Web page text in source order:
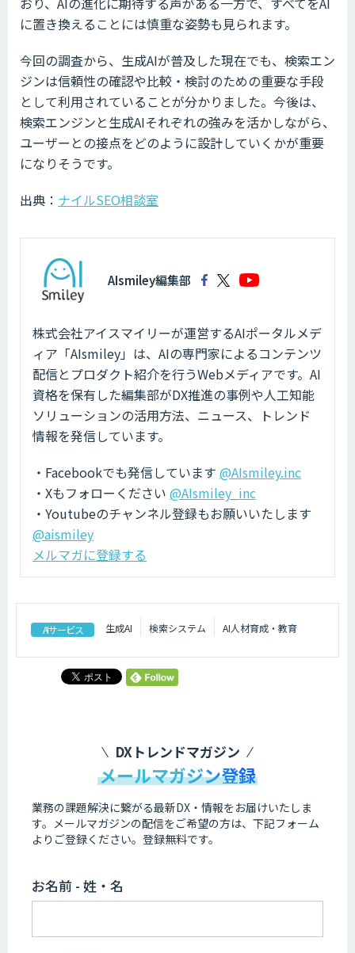
に置き換えることには慎重な姿勢も見られます。
今回の調査から、生成AIが普及した現在でも、検索エン
ジンは信頼性の確認や比較・検討のための重要な手段
として利用されていることが分かりました。今後は、
検索エンジンと生成AIそれぞれの強みを活かしながら、
ユーザーとの接点をどのように設計していくかが重要
になりそうです。
出典： ナイルSEO相談室
AIsmiley編集部
株式会社アイスマイリーが運営するAIポータルメデ
ィア「AIsmiley」は、AIの専門家によるコンテンツ
配信とプロダクト紹介を行うWebメディアです。AI
資格を保有した編集部がDX推進の事例や人工知能
ソリューションの活用方法、ニュース、トレンド
情報を発信しています。
・Facebookでも発信しています @AIsmiley.inc
・Xもフォローください @AIsmiley_inc
・Youtubeのチャンネル登録もお願いいたします
@aismiley
メルマガに登録する
AIサービス 生成AI 検索システム AI人材育成・教育
DXトレンドマガジン
メールマガジン登録
業務の課題解決に繋がる最新DX・情報をお届けいたしま
す。 メールマガジンの配信をご希望の方は、下記フォーム
よりご登録ください。登録無料です。
お名前 - 姓・名